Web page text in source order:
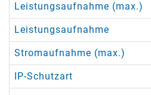
Leistungsaufnahme (max.)
Leistungsaufnahme
Stromaufnahme (max.)
IP-Schutzart